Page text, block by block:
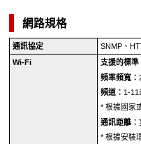
網路規格
通訊協定 SNMP、
Wi-Fi
支援的標準
頻率頻寬：
頻道： 1-11
* 根據國家
通訊距離：
* 根據安裝